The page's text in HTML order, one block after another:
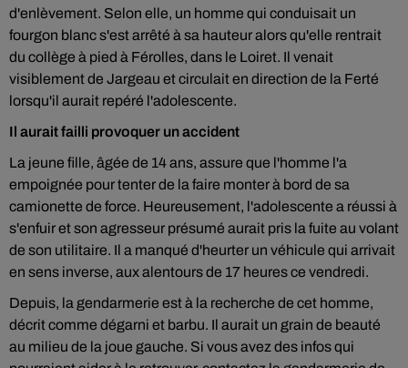
d'enlèvement. Selon elle, un homme qui conduisait un
fourgon blanc s'est arrêté à sa hauteur alors qu'elle rentrait
du collège à pied à Férolles, dans le Loiret. Il venait
visiblement de Jargeau et circulait en direction de la Ferté
lorsqu'il aurait repéré l'adolescente.
Il aurait failli provoquer un accident
La jeune fille, âgée de 14 ans, assure que l'homme l'a
empoignée pour tenter de la faire monter à bord de sa
camionette de force. Heureusement, l'adolescente a réussi à
s'enfuir et son agresseur présumé aurait pris la fuite au volant
de son utilitaire. Il a manqué d'heurter un véhicule qui arrivait
en sens inverse, aux alentours de 17 heures ce vendredi.
Depuis, la gendarmerie est à la recherche de cet homme,
décrit comme dégarni et barbu. Il aurait un grain de beauté
au milieu de la joue gauche. Si vous avez des infos qui